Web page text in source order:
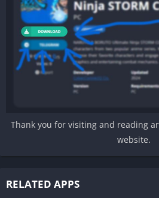
Thank you for visiting and reading
website.
RELATED APPS